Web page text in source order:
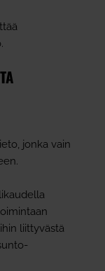
jonka vain
liittyvästä